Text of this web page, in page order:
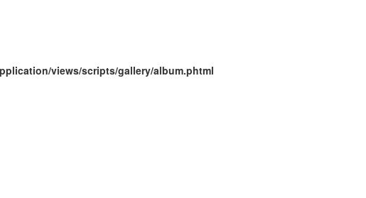
views/scripts/gallery/album.phtml